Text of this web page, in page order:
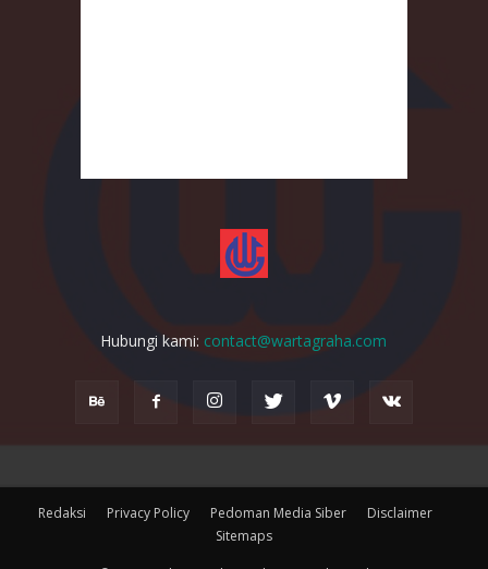
Hubungi kami: contact@wartagraha.com
Redaksi Privacy Policy Pedoman Media Siber
Disclaimer
Sitemaps